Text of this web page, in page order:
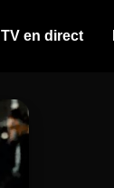
TV en direct